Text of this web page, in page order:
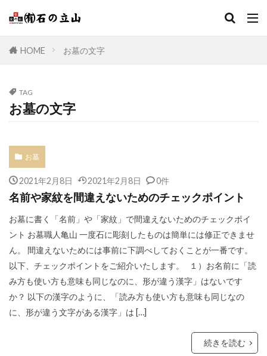
HOME お墓の文字
TAG
お墓の文字
お墓
2021年2月8日 2021年2月8日 0件
名前や家紋を間違えないためのチェックポイント
お墓に書く「名前」や「家紋」で間違えないためのチェックポイ
ント お墓職人亀山 一度石に彫刻したものは簡単には修正できませ
ん。 間違えないためには事前に下調べしておくことが一番です。
以下、チェックポイントをご紹介いたします。 １）お名前に「読
み方も使い方も意味も同じなのに、形が違う漢字」はないです
か？ 以下の漢字のように、「読み方も使い方も意味も同じなの
に、形が違う文字がある漢字」は […]
続きを読む